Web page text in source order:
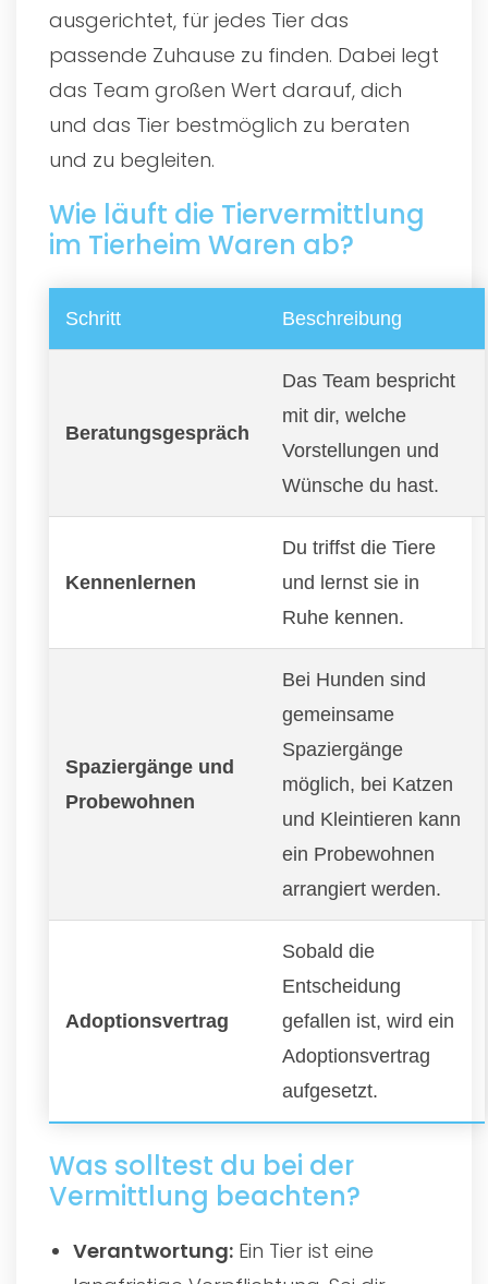
ausgerichtet, für jedes Tier das
passende Zuhause zu finden. Dabei legt
das Team großen Wert darauf, dich
und das Tier bestmöglich zu beraten
und zu begleiten.
Wie läuft die Tiervermittlung
im Tierheim Waren ab?
Schritt Beschreibung
Beratungsgespräch
Das Team bespricht
mit dir, welche
Vorstellungen und
Wünsche du hast.
Kennenlernen
Du triffst die Tiere
und lernst sie in
Ruhe kennen.
Spaziergänge und
Probewohnen
Bei Hunden sind
gemeinsame
Spaziergänge
möglich, bei Katzen
und Kleintieren kann
ein Probewohnen
arrangiert werden.
Adoptionsvertrag
Sobald die
Entscheidung
gefallen ist, wird ein
Adoptionsvertrag
aufgesetzt.
Was solltest du bei der
Vermittlung beachten?
Verantwortung: Ein Tier ist eine